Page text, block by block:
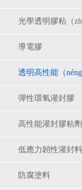
導電膠
彈性環氧灌封膠
高性能灌封膠粘劑
低應力韌性灌封料
防腐塗料